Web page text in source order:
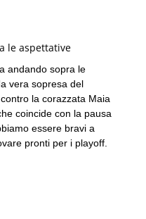
le aspettative
andando sopra le
vera sopresa del
la corazzata Maia
coincide con la pausa
essere bravi a
pronti per i playoff.